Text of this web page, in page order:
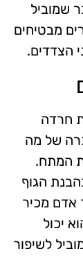
שמוביל
מבטיחים
הצדדים.
חרדה
של מה
המתח.
הגוף
אדם מכיר
יכול
לשיפור